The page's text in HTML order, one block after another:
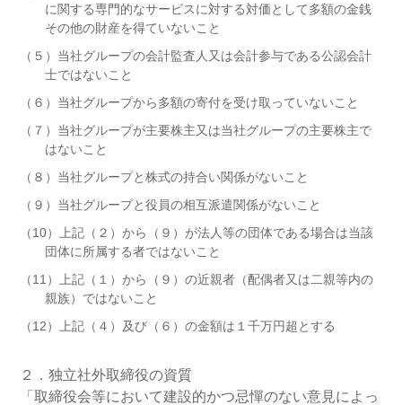
に関する専門的なサービスに対する対価として多額の金銭
その他の財産を得ていないこと
（５）当社グループの会計監査人又は会計参与である公認会計
士ではないこと
（６）当社グループから多額の寄付を受け取っていないこと
（７）当社グループが主要株主又は当社グループの主要株主で
はないこと
（８）当社グループと株式の持合い関係がないこと
（９）当社グループと役員の相互派遣関係がないこと
（10）上記（２）から（９）が法人等の団体である場合は当該
団体に所属する者ではないこと
（11）上記（１）から（９）の近親者（配偶者又は二親等内の
親族）ではないこと
（12）上記（４）及び（６）の金額は１千万円超とする
２．独立社外取締役の資質
「取締役会等において建設的かつ忌憚のない意見によっ